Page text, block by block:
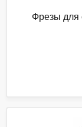
Фрезы для